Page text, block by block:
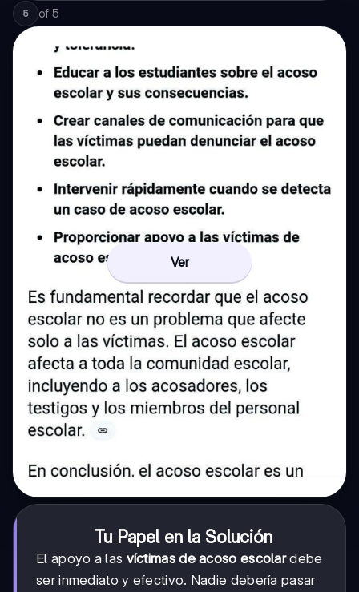
5 of 5
Ver
Tu Papel en la Solución
El apoyo a las víctimas de acoso escolardebe
ser inmediato y efectivo. Nadie debería pasar